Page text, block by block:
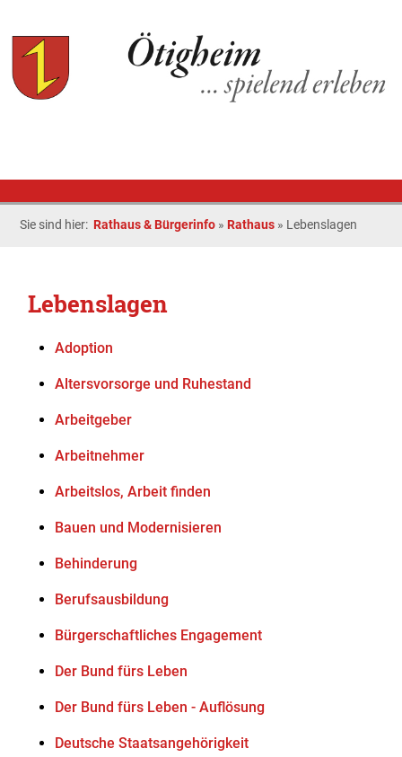
Sie sind hier: Rathaus & Bürgerinfo » Rathaus » Lebenslagen
Lebenslagen
Adoption
Altersvorsorge und Ruhestand
Arbeitgeber
Arbeitnehmer
Arbeitslos, Arbeit finden
Bauen und Modernisieren
Behinderung
Berufsausbildung
Bürgerschaftliches Engagement
Der Bund fürs Leben
Der Bund fürs Leben - Auflösung
Deutsche Staatsangehörigkeit